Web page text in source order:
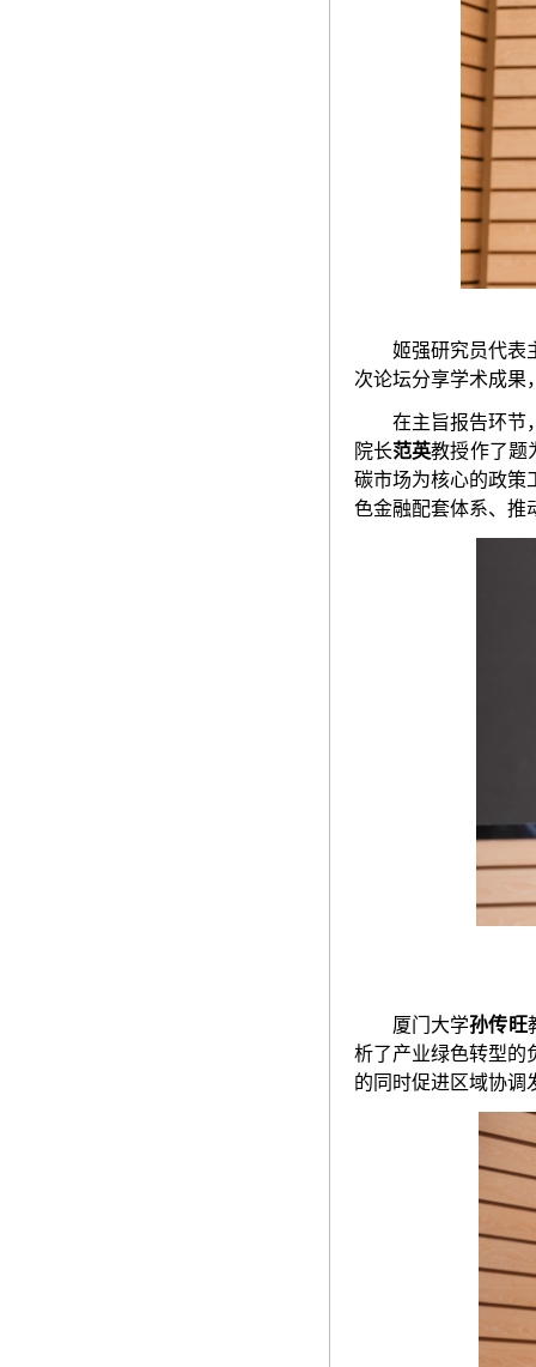
姬强研究员代表
次论坛分享学术成果
在主旨报告环节
院长范英教授作了题
碳市场为核心的政策
色金融配套体系、推
厦门大学孙传旺
析了产业绿色转型的
的同时促进区域协调